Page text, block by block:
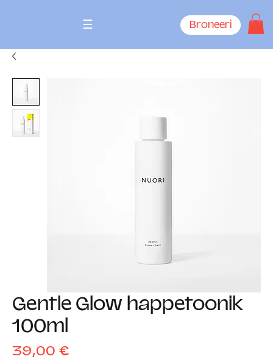
☰ Broneeri
Gentle Glow happetoonik
100ml
39,00 €Price